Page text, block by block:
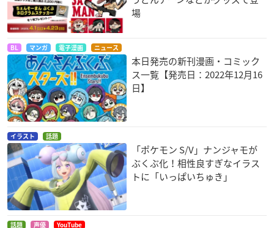
場
BL マンガ 電子漫画 ニュース
本日発売の新刊漫画・コミック
ス一覧【発売日：2022年12月16
日】
イラスト 話題
「ポケモン S/V」ナンジャモが
ぶくぶ化！相性良すぎなイラス
トに「いっぱいちゅき」
話題 声優 YouTube